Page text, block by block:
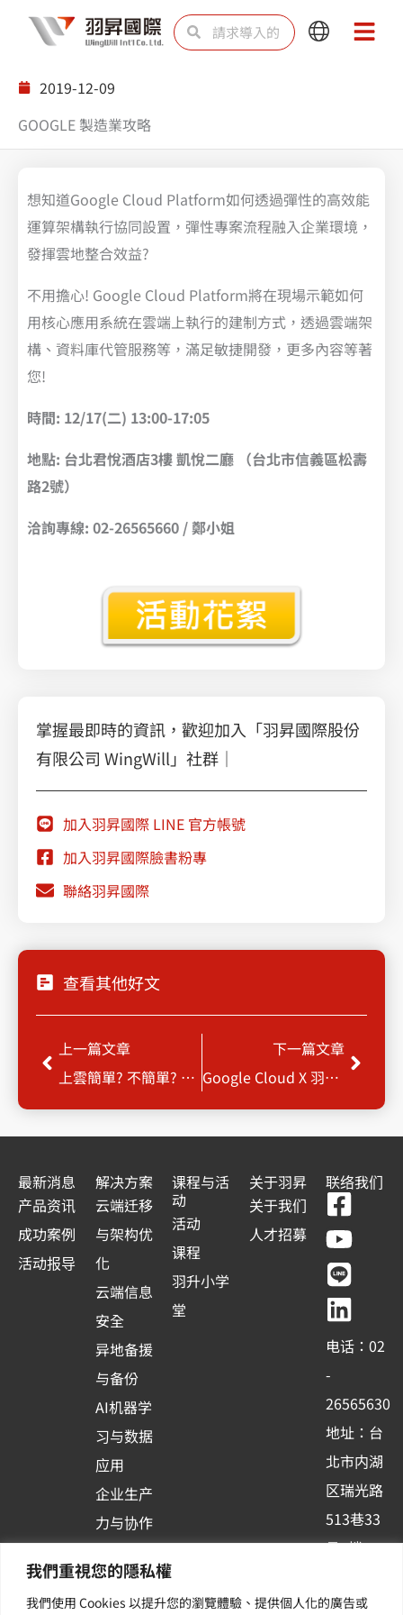
我們重視您的隱私權
我們使用 Cookies 以提升您的瀏覽體驗、提供個人化的廣告或
SearchSearch
Main
Main
2019-12-09
GOOGLE 製造業攻略
想知道Google Cloud Platform如何透過彈性的高效能
運算架構執行協同設置，彈性專案流程融入企業環境，
發揮雲地整合效益?
不用擔心! Google Cloud Platform將在現場示範如何
用核心應用系統在雲端上執行的建制方式，透過雲端架
構、資料庫代管服務等，滿足敏捷開發，更多內容等著
您!
時間: 12/17(二) 13:00-17:05
地點: 台北君悅酒店3樓 凱悅二廳 （台北市信義區松壽
路2號）
洽詢專線: 02-26565660 / 鄭小姐
掌握最即時的資訊，歡迎加入「羽昇國際股份
有限公司 WingWill」社群｜
加入羽昇國際 LINE 官方帳號
加入羽昇國際臉書粉專
聯絡羽昇國際
查看其他好文
Prev
上一篇文章
上雲簡單? 不簡單? Palo Alto Networks & Google你有更快更安全的選擇
下一篇文章
Google Cloud X 羽昇國際 線上研討會
Next
最新消息
产品资讯
成功案例
活动报导
解决方案
云端迁移
与架构优
化
云端信息
安全
异地备援
与备份
AI机器学
习与数据
应用
企业生产
力与协作
台应用
其他/增
课程与活
动
活动
课程
羽升小学
堂
关于羽昇
关于我们
人才招募
联络我们
F
a
c
e
b
o
o
k
-
s
q
u
a
r
Y
o
u
t
u
b
e
L
i
n
e
L
i
n
k
e
d
i
n
电话：02
-
26565630
地址：台
北市内湖
区瑞光路
513巷33
号6楼
新讯 | 提